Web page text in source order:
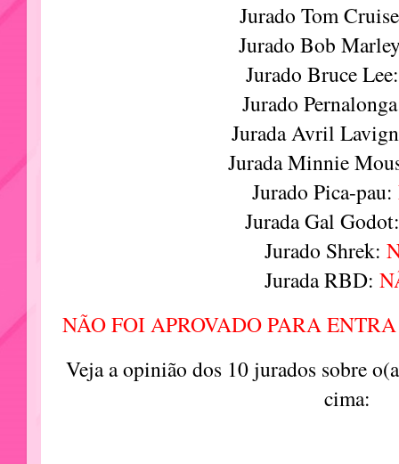
Jurado Tom
Jurado Bob
Jurado Bruce
Jurado
Jurada Avril
Jurada Minnie
Jurado Pica-pau:
Jurada Gal
Jurado Shrek:
Jurada RBD:
NÃO FOI APROVADO PARA
Veja a opinião dos 10 jurados sobre
cima: